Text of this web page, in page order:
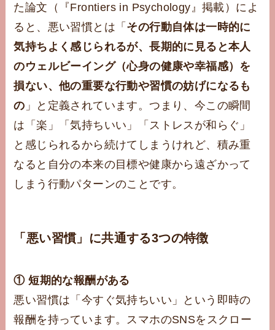
た論文（『Frontiers in Psychology』掲載）によ
ると、悪い習慣とは「 その行動自体は一時的に
気持ちよく感じられるが、長期的に見ると本人
のウェルビーイング（心身の健康や幸福感）を
損ない、他の重要な行動や習慣の妨げになるも
の 」と定義されています。つまり、今この瞬間
は「楽」「気持ちいい」「ストレスが和らぐ」
と感じられるから続けてしまうけれど、積み重
なると自分の本来の目標や健康から遠ざかって
しまう行動パターンのことです。
「悪い習慣」に共通する3つの特徴
① 短期的な報酬がある
悪い習慣は「今すぐ気持ちいい」という即時の
報酬を持っています。スマホのSNSをスクロー